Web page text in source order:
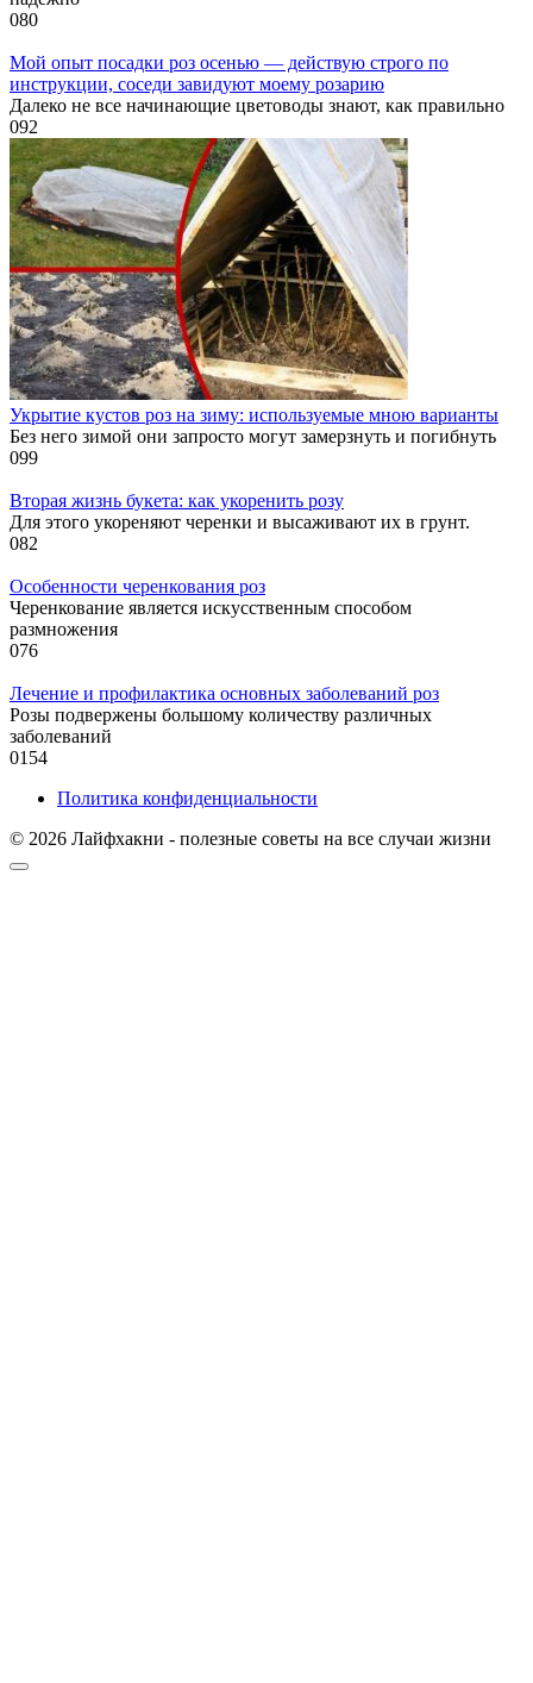
080
Мой опыт посадки роз осенью — действую строго по
инструкции, соседи завидуют моему розарию
Далеко не все начинающие цветоводы знают, как правильно
092
Укрытие кустов роз на зиму: используемые мною варианты
Без него зимой они запросто могут замерзнуть и погибнуть
099
Вторая жизнь букета: как укоренить розу
Для этого укореняют черенки и высаживают их в грунт.
082
Особенности черенкования роз
Черенкование является искусственным способом
размножения
076
Лечение и профилактика основных заболеваний роз
Розы подвержены большому количеству различных
заболеваний
0154
Политика конфиденциальности
© 2026 Лайфхакни - полезные советы на все случаи жизни